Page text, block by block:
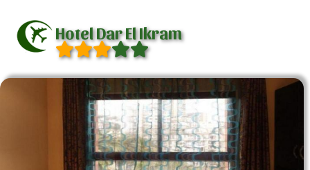
Hotel Dar El Ikram